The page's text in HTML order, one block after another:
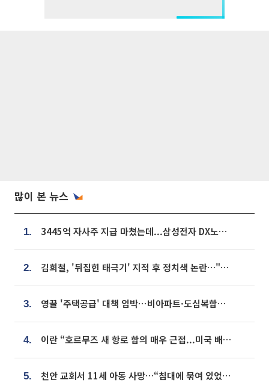
많이 본 뉴스
1. 3445억 자사주 지급 마쳤는데...삼성전자 DX노조, 뒤늦은 '떼쓰기 집회'
2. 김희철, '뒤집힌 태극기' 지적 후 정치색 논란…"좌우 떠나 우리나라 국기"
3. 영끌 '주택공급' 대책 임박⋯비아파트·도심복합까지 총동원
4. 이란 “호르무즈 새 항로 합의 매우 근접...미국 배상 먼저”
5. 천안 교회서 11세 아동 사망…“침대에 묶여 있었다” 진술 확보